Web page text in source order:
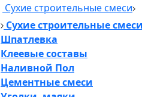
Сухие строительные смеси
Сухие строительные смеси
Шпатлевка
Клеевые составы
Наливной Пол
Цементные смеси